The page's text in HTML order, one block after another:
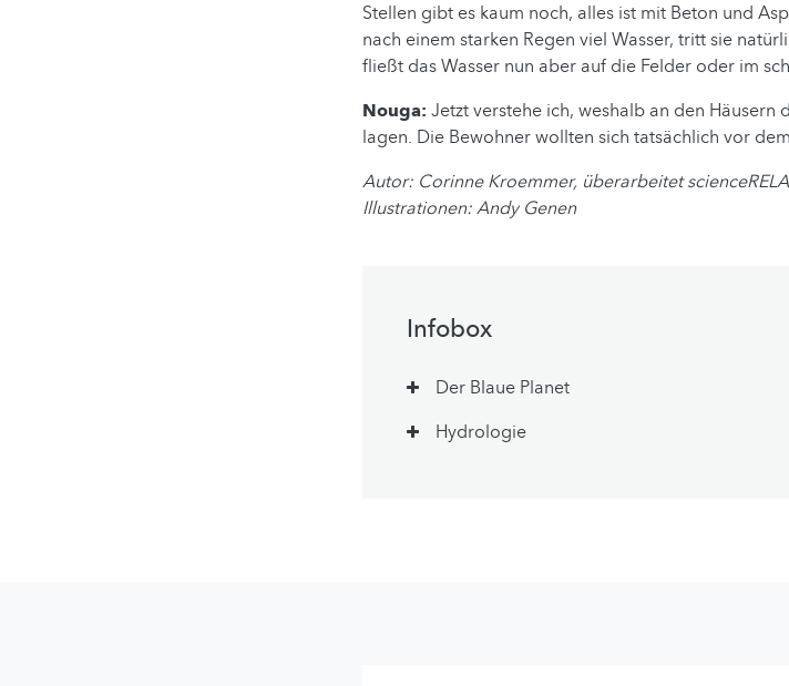
Stellen gibt es kaum noch, alles ist mit Beton und
nach einem starken Regen viel Wasser, tritt sie
fließt das Wasser nun aber auf die Felder oder im
Nouga: Jetzt verstehe ich, weshalb an den Häusern
lagen. Die Bewohner wollten sich tatsächlich vor
Autor: Corinne Kroemmer, überarbeitet
Illustrationen: Andy Genen
Infobox
Der Blaue Planet
Hydrologie